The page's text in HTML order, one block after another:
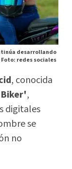
desarrollando
Foto: redes sociales
, conocida
,
digitales
se
no